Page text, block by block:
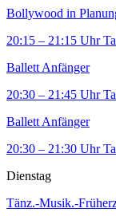
Bollywood in
20:15 – 21:15 Uhr
Ballett Anfänger
20:30 – 21:45 Uhr
Ballett Anfänger
20:30 – 21:30 Uhr
Dienstag
Tänz.-Musik.-